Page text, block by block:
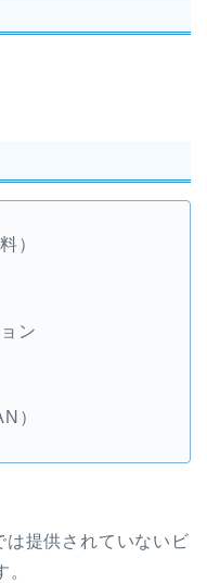
）
ン
）
提供されていないビ